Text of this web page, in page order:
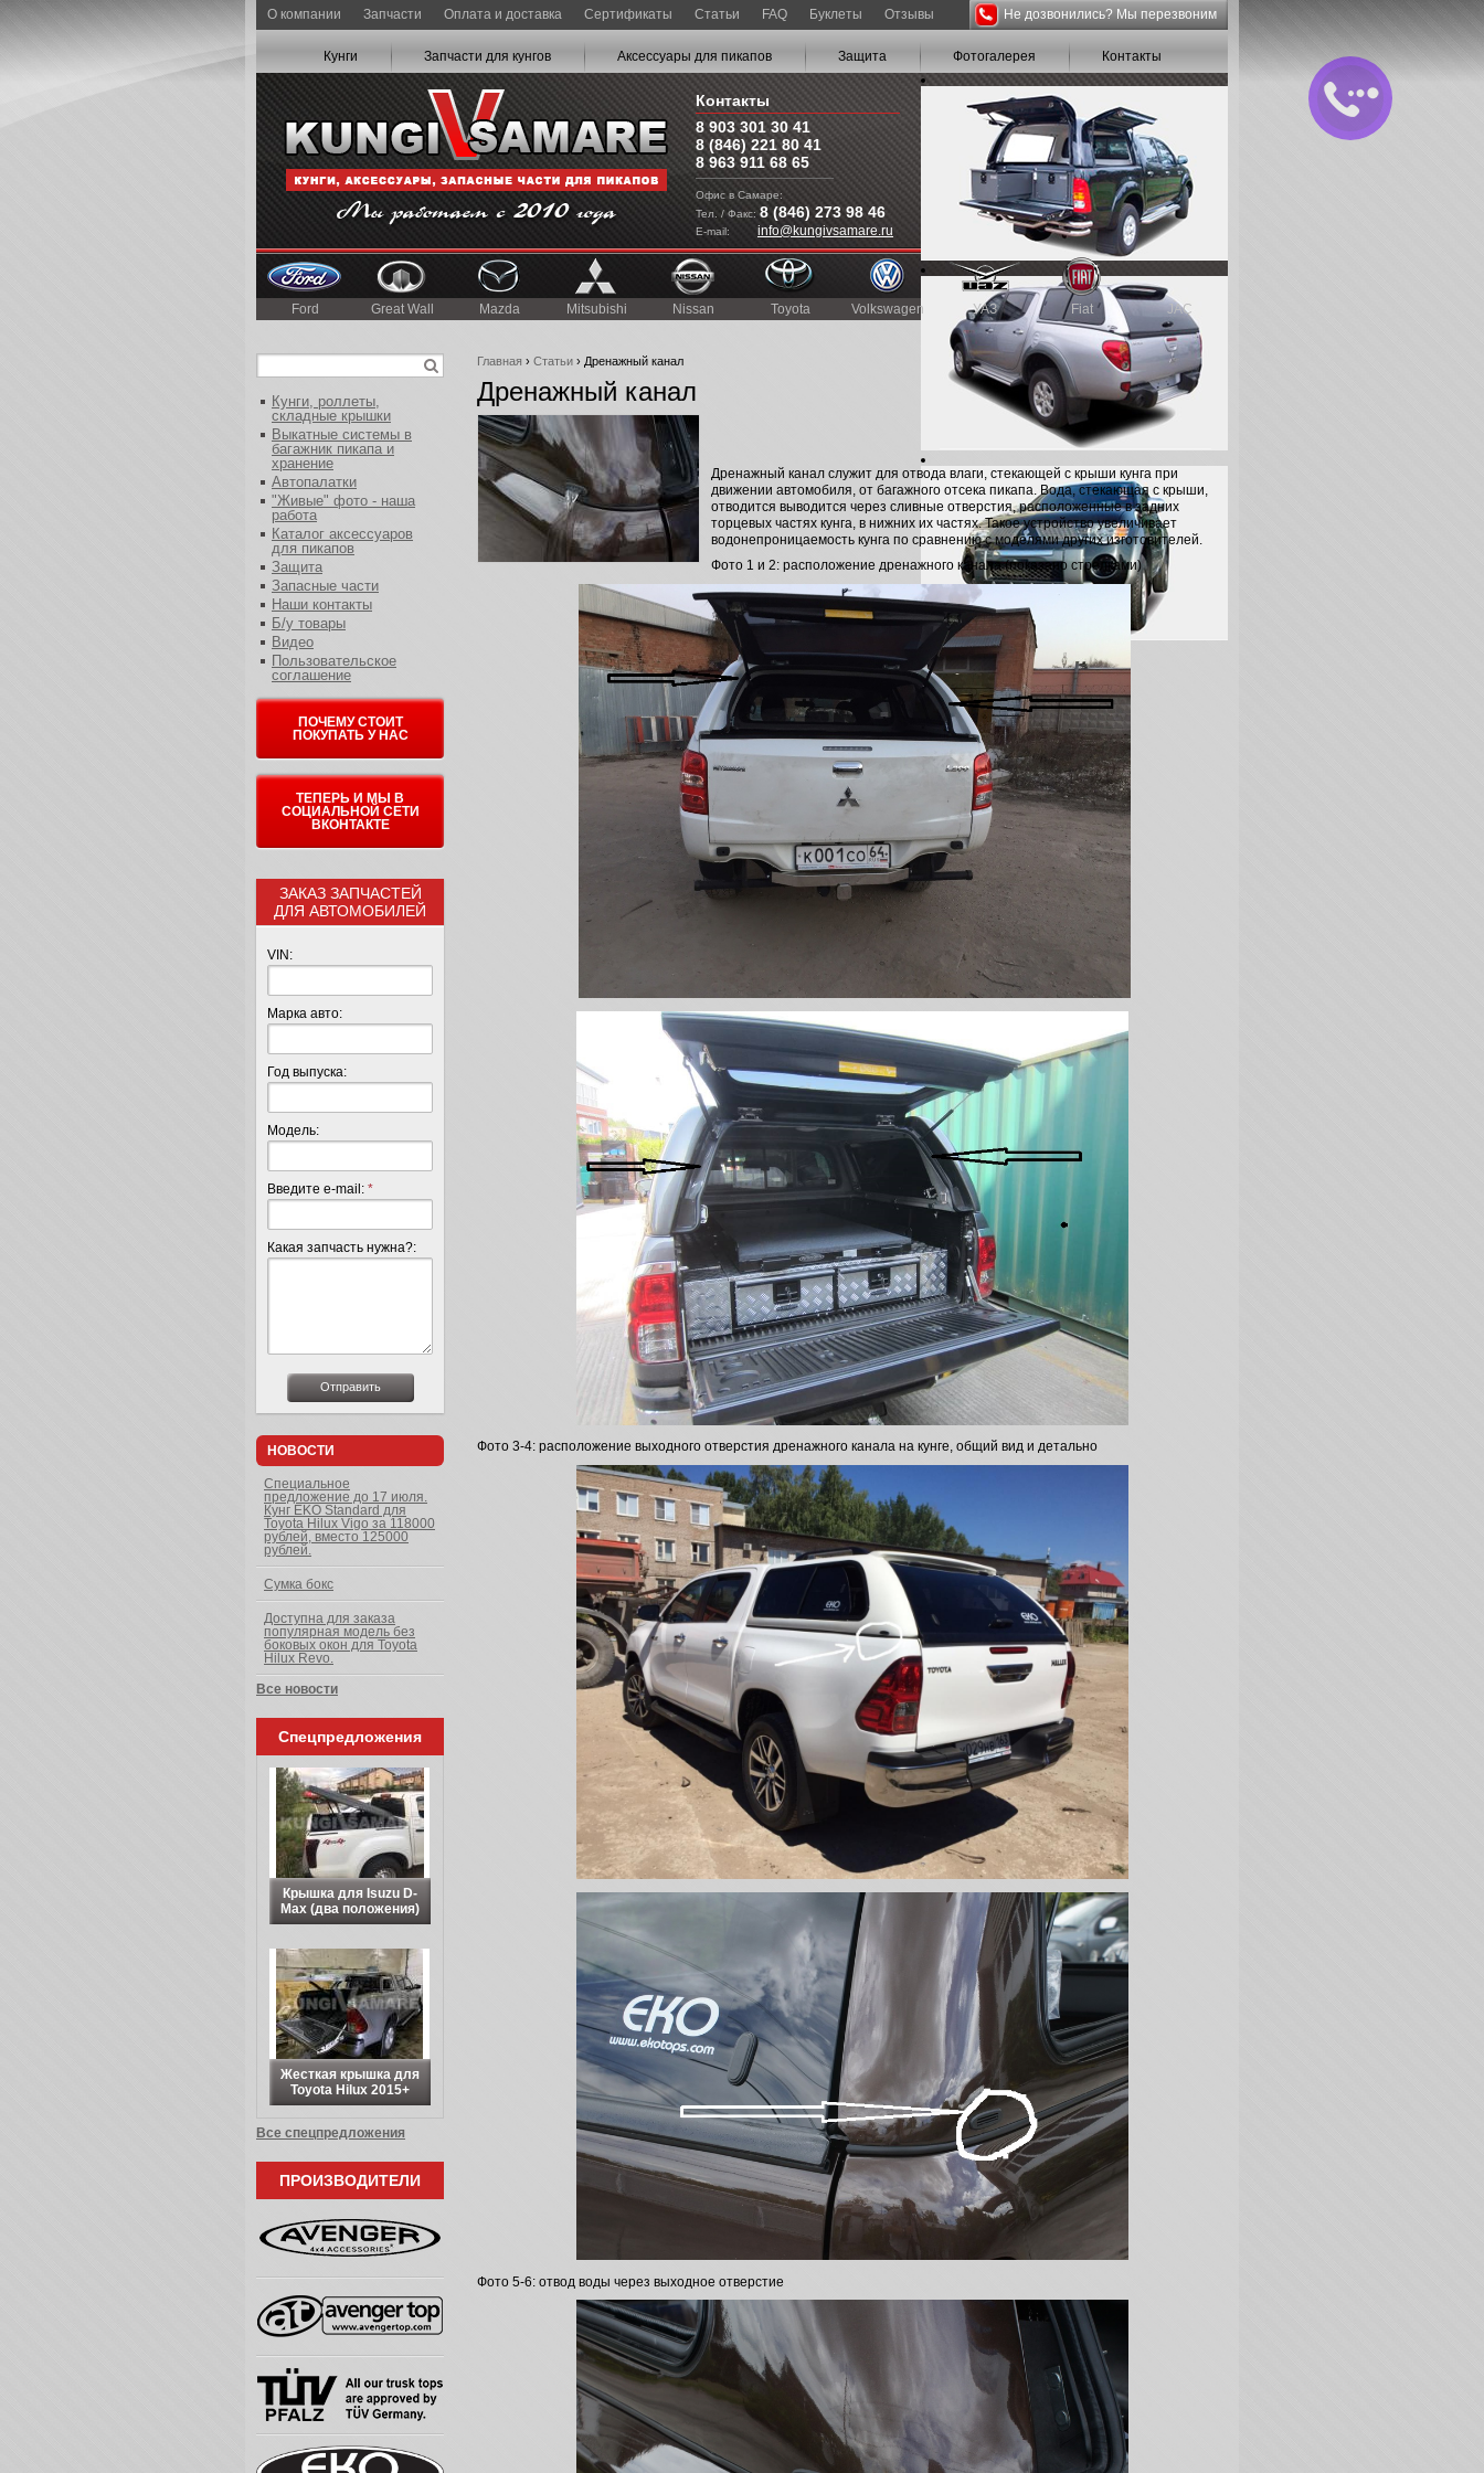
О компании Запчасти Оплата и доставка Сертификаты Статьи FAQ Буклеты Отзывы
Кунги Запчасти для кунгов Аксессуары для пикапов Защита Фотогалерея Контакты
Контакты
8 903 301 30 41
8 (846) 221 80 41
8 963 911 68 65
Офис в Самаре:
Тел. / Факс: 8 (846) 273 98 46
E-mail: info@kungivsamare.ru
Не дозвонились? Мы перезвоним
Ford Great Wall Mazda Mitsubishi Nissan Toyota Volkswagen УАЗ Fiat JAC
Главная › Статьи › Дренажный канал
Дренажный канал
Дренажный канал служит для отвода влаги, стекающей с крыши кунга при
движении автомобиля, от багажного отсека пикапа. Вода, стекающая с крыши,
отводится выводится через сливные отверстия, расположенные в задних
торцевых частях кунга, в нижних их частях. Такое устройство увеличивает
водонепроницаемость кунга по сравнению с моделями других изготовителей.
Фото 1 и 2: расположение дренажного канала (показано стрелками)
Фото 3-4: расположение выходного отверстия дренажного канала на кунге, общий вид и детально
Фото 5-6: отвод воды через выходное отверстие
Кунги, роллеты,
складные крышки
Выкатные системы в
багажник пикапа и
хранение
Автопалатки
"Живые" фото - наша
работа
Каталог аксессуаров
для пикапов
Защита
Запасные части
Наши контакты
Б/у товары
Видео
Пользовательское
соглашение
ПОЧЕМУ СТОИТ
ПОКУПАТЬ У НАС
ТЕПЕРЬ И МЫ В
СОЦИАЛЬНОЙ СЕТИ
ВКОНТАКТЕ
ЗАКАЗ ЗАПЧАСТЕЙ
ДЛЯ АВТОМОБИЛЕЙ
VIN:
Марка авто:
Год выпуска:
Модель:
Введите e-mail: *
Какая запчасть нужна?:
НОВОСТИ
Специальное
предложение до 17 июля.
Кунг EKO Standard для
Toyota Hilux Vigo за 118000
рублей, вместо 125000
рублей.
Сумка бокс
Доступна для заказа
популярная модель без
боковых окон для Toyota
Hilux Revo.
Все новости
Спецпредложения
Крышка для Isuzu D-
Max (два положения)
Жесткая крышка для
Toyota Hilux 2015+
Все спецпредложения
ПРОИЗВОДИТЕЛИ